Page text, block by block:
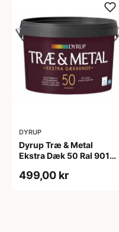
DYRUP
Dyrup Træ & Metal
Ekstra Dæk 50 Ral 9010
499,00 kr